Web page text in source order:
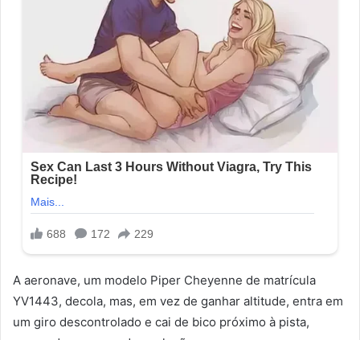
A aeronave, um modelo Piper Cheyenne de matrícula
YV1443, decola, mas, em vez de ganhar altitude, entra em
um giro descontrolado e cai de bico próximo à pista,